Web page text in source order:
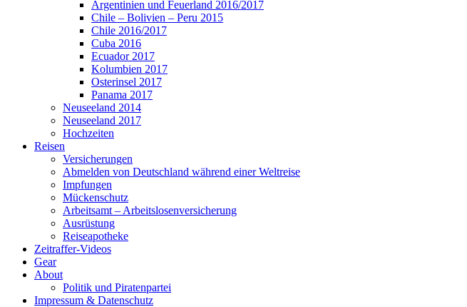
Argentinien und Feuerland 2016/2017
Chile – Bolivien – Peru 2015
Chile 2016/2017
Cuba 2016
Ecuador 2017
Kolumbien 2017
Osterinsel 2017
Panama 2017
Neuseeland 2014
Neuseeland 2017
Hochzeiten
Reisen
Versicherungen
Abmelden von Deutschland während einer Weltreise
Impfungen
Mückenschutz
Arbeitsamt – Arbeitslosenversicherung
Ausrüstung
Reiseapotheke
Zeitraffer-Videos
Gear
About
Politik und Piratenpartei
Impressum & Datenschutz